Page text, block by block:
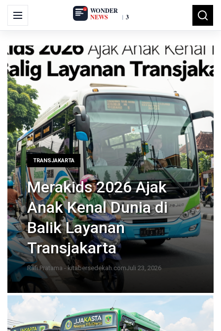
Skip
content
Menu
Search
for:
TRANSJAKARTA
Merakids 2026 Ajak
Anak Kenal Dunia di
Balik Layanan
Transjakarta
Rafi Pratama - kitabersedekah.comJuli 23, 2026